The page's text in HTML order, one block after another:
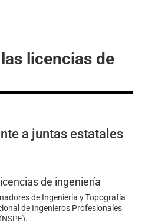
licencias de
a juntas estatales
de Ingeniería y Topografía
de Ingenieros Profesionales
(NSPE).